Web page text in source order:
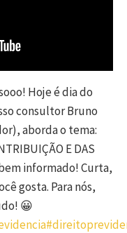
Hoje é dia do
consultor Bruno
aborda o tema:
E DAS
bem informado! Curta,
gosta. Para nós,
😀